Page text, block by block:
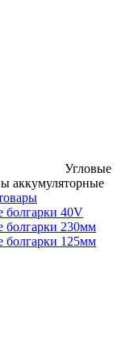
Угловые
аккумуляторные
болгарки 40V
болгарки 230мм
болгарки 125мм